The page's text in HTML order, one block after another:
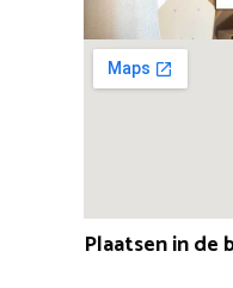
Plaatsen in de